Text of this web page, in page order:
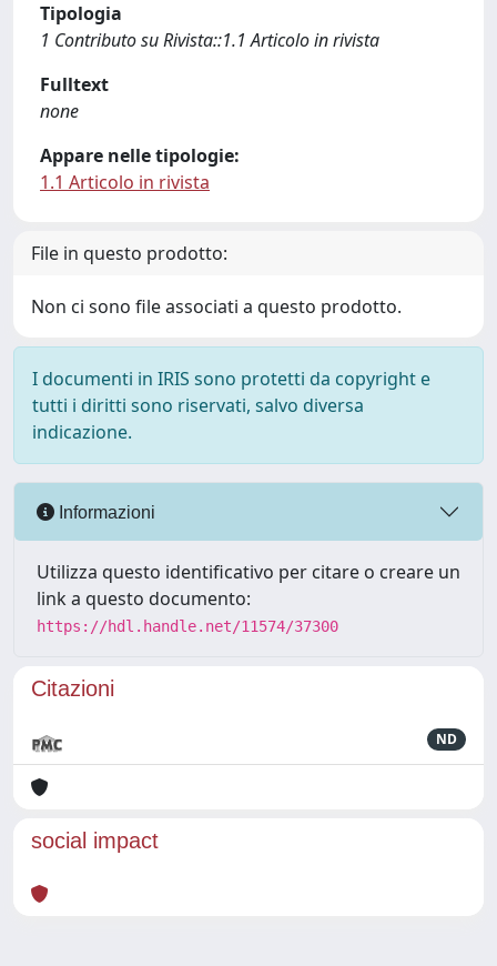
Tipologia
1 Contributo su Rivista::1.1 Articolo in rivista
Fulltext
none
Appare nelle tipologie:
1.1 Articolo in rivista
File in questo prodotto:
Non ci sono file associati a questo prodotto.
I documenti in IRIS sono protetti da copyright e
tutti i diritti sono riservati, salvo diversa
indicazione.
Informazioni
Utilizza questo identificativo per citare o creare un
link a questo documento:
https://hdl.handle.net/11574/37300
Citazioni
ND
social impact